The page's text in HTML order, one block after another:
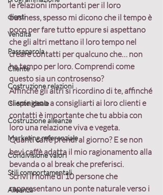
clienti
Vendita
Passaparola
Cliente
Costruzione relazioni
Cliente ideale
Costruzione alleanze
Marketing referenziale
Condivisione valori
Stili comportamentali
Alleanza
le relazioni importanti per il loro
business, spesso mi dicono che il tempo è
poco per fare tutto eppure si aspettano
che gli altri mettano il loro tempo nel
creare contatti per qualcuno che… non
ha tempo per loro. Comprendi come
questo sia un controsenso?
Affinché gli altri si ricordino di te, affinché
si spingano a consigliarti ai loro clienti e
contatti è importante che tu abbia con
loro una relazione viva e vegeta.
Quanti caffè prendi al giorno? E se non
bevi caffè adatta il mio ragionamento alla
bevanda o al break che preferisci.
Scrivi il nome di 10 persone che
rappresentano un ponte naturale verso i